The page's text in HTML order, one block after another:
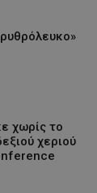
χωρίς το
χεριού